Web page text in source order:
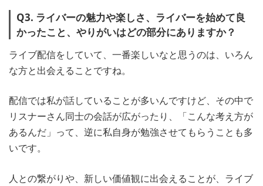
Q3. ライバーの魅力や楽しさ、ライバーを始めて良
かったこと、やりがいはどの部分にありますか？
ライブ配信をしていて、一番楽しいなと思うのは、いろん
な方と出会えることですね。
配信では私が話していることが多いんですけど、その中で
リスナーさん同士の会話が広がったり、「こんな考え方が
あるんだ」って、逆に私自身が勉強させてもらうことも多
いです。
人との繋がりや、新しい価値観に出会えることが、ライブ